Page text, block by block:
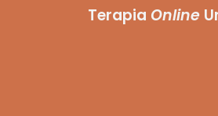
Terapia Online